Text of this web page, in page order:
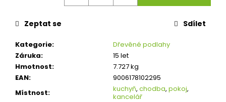
Kategorie:
Dřevěné podlahy
Záruka:
15 let
Hmotnost:
7.727 kg
EAN:
9006178102295
Místnost: kuchyň, chodba, pokoj,
kancelář
Zeptat se Sdílet
287